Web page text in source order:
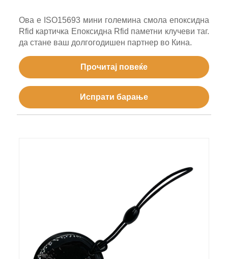
Ова е ISO15693 мини големина смола епоксидна
Rfid картичка Епоксидна Rfid паметни клучеви таг.
да стане ваш долгогодишен партнер во Кина.
Прочитај повеќе
Испрати барање